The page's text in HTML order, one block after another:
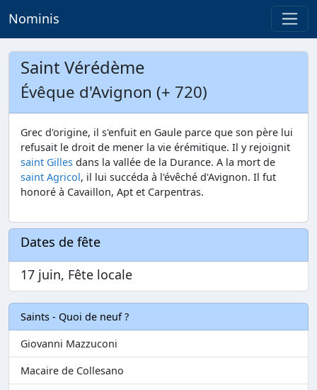
Nominis
Saint Vérédème
Évêque d'Avignon (+ 720)
Grec d'origine, il s'enfuit en Gaule parce que son père lui
refusait le droit de mener la vie érémitique. Il y rejoignit
saint Gilles dans la vallée de la Durance. A la mort de
saint Agricol, il lui succéda à l'évêché d'Avignon. Il fut
honoré à Cavaillon, Apt et Carpentras.
Dates de fête
17 juin, Fête locale
Saints - Quoi de neuf ?
Giovanni Mazzuconi
Macaire de Collesano